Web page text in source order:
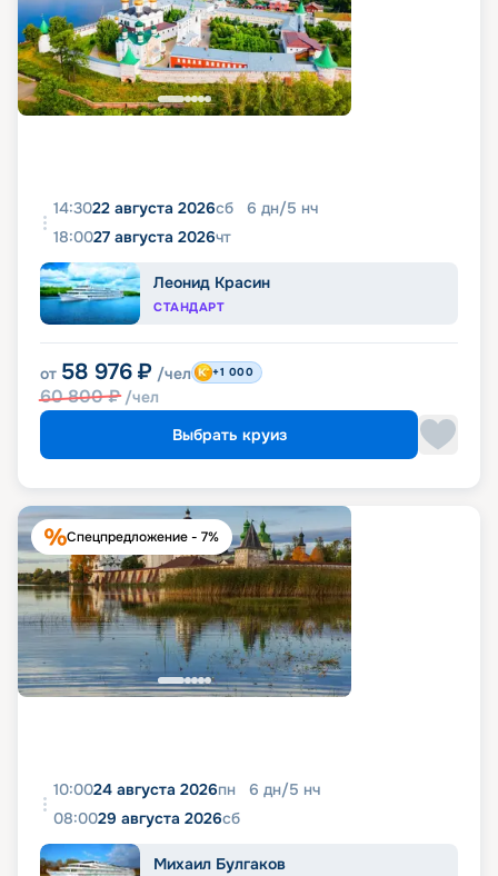
14:3022 августа 2026сб 6 дн/5 нч
18:0027 августа 2026чт
Леонид Красин
СТАНДАРТ
от 58 976 ₽ /чел
60 800₽ /чел
+1 000
Выбрать круиз
Спецпредложение - 7%
10:0024 августа 2026пн 6 дн/5 нч
08:0029 августа 2026сб
Михаил Булгаков